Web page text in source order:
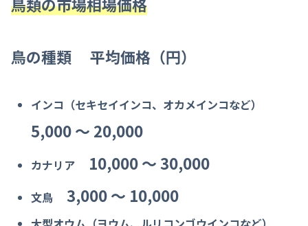
鳥の種類 平均価格（円）
インコ（セキセイインコ、オカメインコなど）
5,000 〜 20,000
カナリア 10,000 〜 30,000
文鳥 3,000 〜 10,000